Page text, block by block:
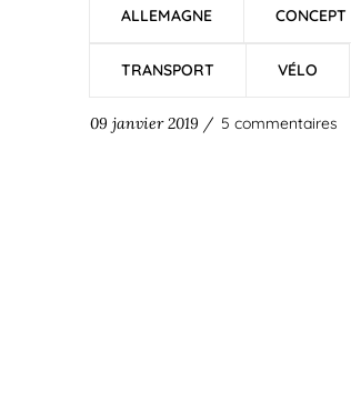
ALLEMAGNE CONCEPT
TRANSPORT VÉLO
09 janvier 2019 / 5 commentaires